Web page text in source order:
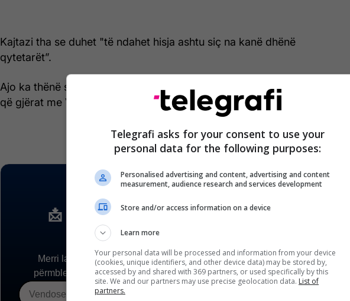
Kajtazi tha se duhet "të ndahet hisja ashtu siç na kanë dhënë
qytetarët”.
Ajo ka thënë se nuk e ka votuar Konjufcën për arsye se ka dëshuar
që gjërat me Vetëvendosjen të shkojnë deri në fund me marrëveshje.
Telegrafi asks for your consent to use your
personal data for the following purposes:
Personalised advertising and content, advertising and content
measurement, audience research and services development
Store and/or access information on a device
Learn more
Your personal data will be processed and information from your device
(cookies, unique identifiers, and other device data) may be stored by,
accessed by and shared with 369 partners, or used specifically by this
site. We and our partners may use precise geolocation data. List of
partners.